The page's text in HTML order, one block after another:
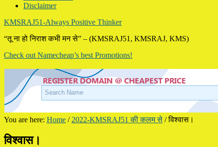
Disclaimer
KMSRAJ51-Always Positive Thinker
“तू ना हो निराश कभी मन से” – (KMSRAJ51, KMSRAJ, KMS)
Check out Namecheap’s best Promotions!
You are here: Home / 2022-KMSRAJ51 की कलम से /विश्वास।
विश्वास।